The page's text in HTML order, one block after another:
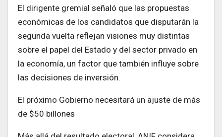
El dirigente gremial señaló que las propuestas
económicas de los candidatos que disputarán la
segunda vuelta reflejan visiones muy distintas
sobre el papel del Estado y del sector privado en
la economía, un factor que también influye sobre
las decisiones de inversión.
El próximo Gobierno necesitará un ajuste de más
de $50 billones